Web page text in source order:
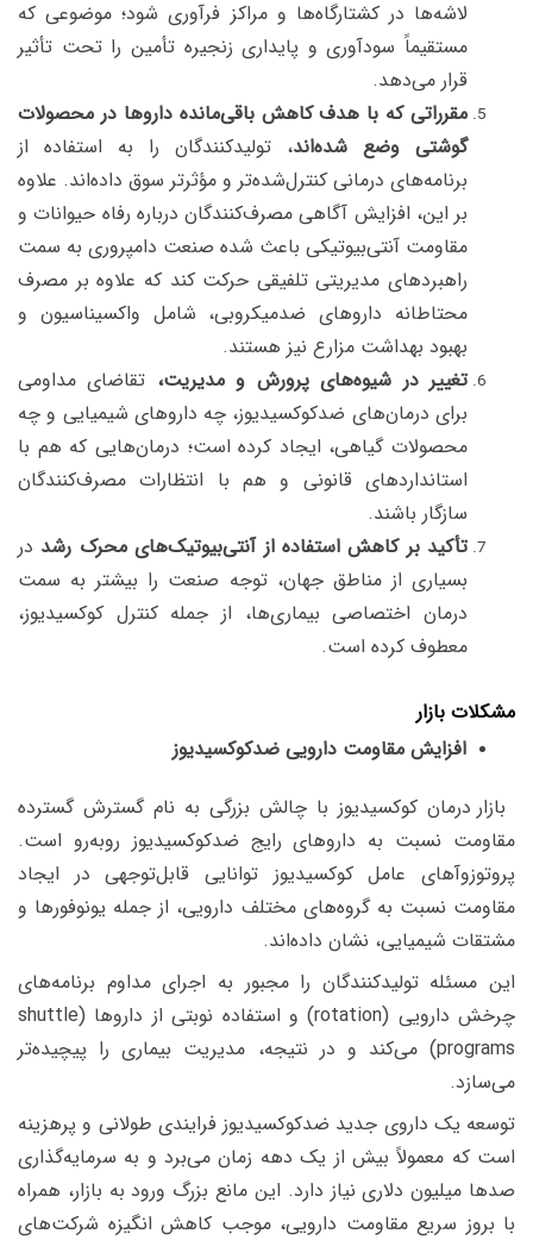
لاشه‌ها در کشتارگاه‌ها و مراکز فرآوری شود؛ موضوعی که
مستقیماً سودآوری و پایداری زنجیره تأمین را تحت تأثیر
قرار می‌دهد.
مقرراتی که با هدف کاهش باقی‌مانده داروها در محصولات
گوشتی وضع شده‌اند، تولیدکنندگان را به استفاده از
برنامه‌های درمانی کنترل‌شده‌تر و مؤثرتر سوق داده‌اند. علاوه
بر این، افزایش آگاهی مصرف‌کنندگان درباره رفاه حیوانات و
مقاومت آنتی‌بیوتیکی باعث شده صنعت دامپروری به سمت
راهبردهای مدیریتی تلفیقی حرکت کند که علاوه بر مصرف
محتاطانه داروهای ضدمیکروبی، شامل واکسیناسیون و
بهبود بهداشت مزارع نیز هستند.
تغییر در شیوه‌های پرورش و مدیریت، تقاضای مداومی
برای درمان‌های ضدکوکسیدیوز، چه داروهای شیمیایی و چه
محصولات گیاهی، ایجاد کرده است؛ درمان‌هایی که هم با
استانداردهای قانونی و هم با انتظارات مصرف‌کنندگان
سازگار باشند.
تأکید بر کاهش استفاده از آنتی‌بیوتیک‌های محرک رشد در
بسیاری از مناطق جهان، توجه صنعت را بیشتر به سمت
درمان اختصاصی بیماری‌ها، از جمله کنترل کوکسیدیوز،
معطوف کرده است.
مشکلات بازار
افزایش مقاومت دارویی ضدکوکسیدیوز
بازار درمان کوکسیدیوز با چالش بزرگی به نام گسترش گسترده
مقاومت نسبت به داروهای رایج ضدکوکسیدیوز روبه‌رو است.
پروتوزوآهای عامل کوکسیدیوز توانایی قابل‌توجهی در ایجاد
مقاومت نسبت به گروه‌های مختلف دارویی، از جمله یونوفورها و
مشتقات شیمیایی، نشان داده‌اند.
این مسئله تولیدکنندگان را مجبور به اجرای مداوم برنامه‌های
چرخش دارویی (rotation) و استفاده نوبتی از داروها (shuttle
programs) می‌کند و در نتیجه، مدیریت بیماری را پیچیده‌تر
می‌سازد.
توسعه یک داروی جدید ضدکوکسیدیوز فرایندی طولانی و پرهزینه
است که معمولاً بیش از یک دهه زمان می‌برد و به سرمایه‌گذاری
صدها میلیون دلاری نیاز دارد. این مانع بزرگ ورود به بازار، همراه
با بروز سریع مقاومت دارویی، موجب کاهش انگیزه شرکت‌های